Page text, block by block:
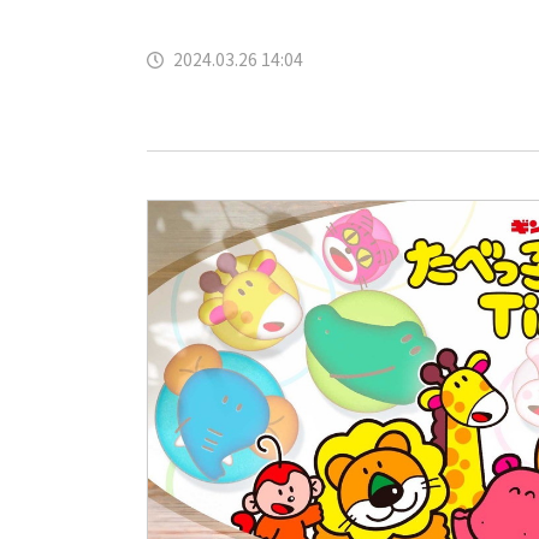
2024.03.26 14:04